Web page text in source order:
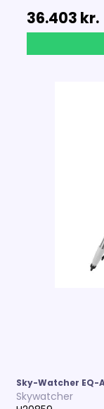
36.403 kr.
Sky-Watcher EQ-
Skywatcher